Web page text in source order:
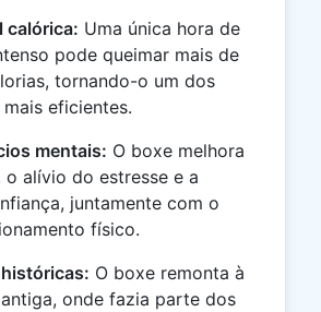
calórica: Uma única hora de
pode queimar mais de
tornando-o um dos
eficientes.
mentais: O boxe melhora
alívio do estresse e a
juntamente com o
físico.
históricas: O boxe remonta à
onde fazia parte dos